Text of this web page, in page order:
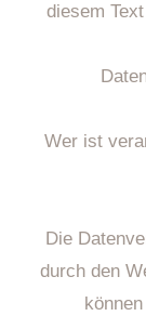
diesem
Wer ist
Die
durch den